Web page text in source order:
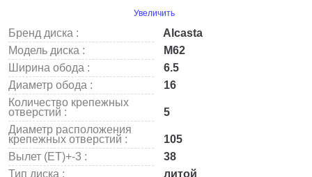
Увеличить
Бренд диска :
Alcasta
Модель диска :
M62
Ширина обода :
6.5
Диаметр обода :
16
Количество крепежных
отверстий :
5
Диаметр расположения
крепежных отверстий :
105
Вылет (ET)+-3 :
38
Тип диска :
литой